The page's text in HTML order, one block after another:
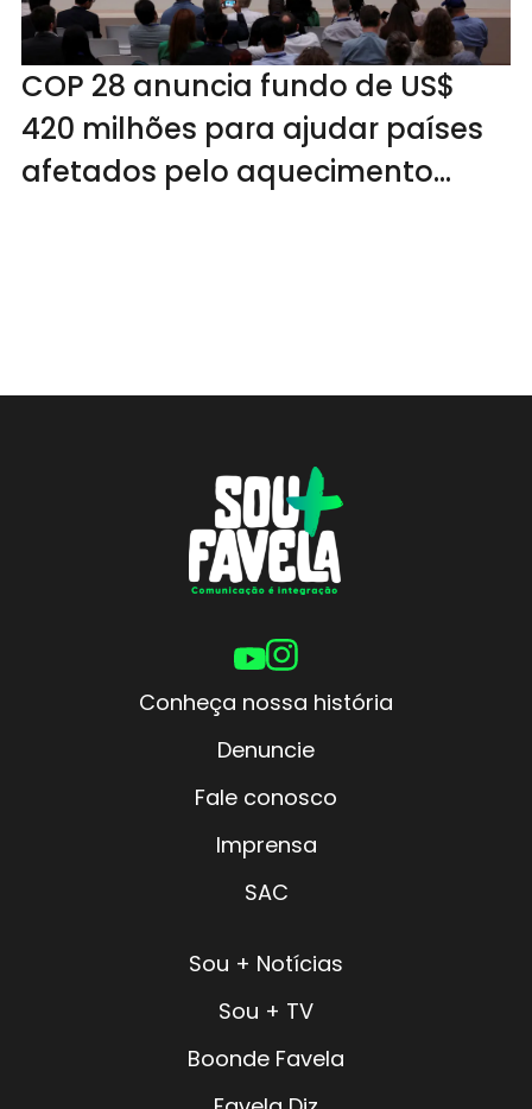
COP 28 anuncia fundo de US$
420 milhões para ajudar países
afetados pelo aquecimento
Conheça nossa história
Denuncie
Fale conosco
Imprensa
SAC
Sou + Notícias
Sou + TV
Boonde Favela